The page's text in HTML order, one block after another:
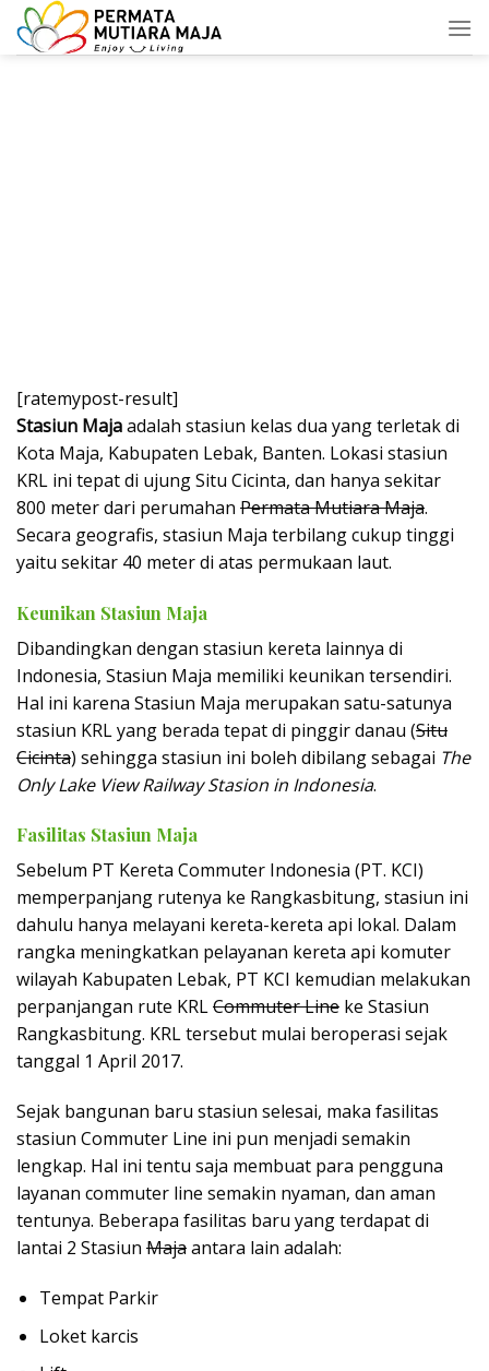
Skip
to
[ratemypost-result]
Stasiun Majaadalah stasiun kelas dua yang terletak di
Kota Maja, Kabupaten Lebak, Banten. Lokasi stasiun
KRL ini tepat di ujung Situ Cicinta, dan hanya sekitar
800 meter dari perumahan Permata Mutiara Maja.
Secara geografis, stasiun Maja terbilang cukup tinggi
yaitu sekitar 40 meter di atas permukaan laut.
Keunikan Stasiun Maja
Dibandingkan dengan stasiun kereta lainnya di
Indonesia, Stasiun Maja memiliki keunikan tersendiri.
Hal ini karena Stasiun Maja merupakan satu-satunya
stasiun KRL yang berada tepat di pinggir danau (Situ
Cicinta) sehingga stasiun ini boleh dibilang sebagai The
Only Lake View Railway Stasion in Indonesia.
Fasilitas Stasiun Maja
Sebelum PT Kereta Commuter Indonesia (PT. KCI)
memperpanjang rutenya ke Rangkasbitung, stasiun ini
dahulu hanya melayani kereta-kereta api lokal. Dalam
rangka meningkatkan pelayanan kereta api komuter
wilayah Kabupaten Lebak, PT KCI kemudian melakukan
perpanjangan rute KRLCommuter Line ke Stasiun
Rangkasbitung. KRL tersebut mulai beroperasi sejak
tanggal 1 April 2017.
Sejak bangunan baru stasiun selesai, maka fasilitas
stasiun Commuter Line ini pun menjadi semakin
lengkap. Hal ini tentu saja membuat para pengguna
layanan commuter line semakin nyaman, dan aman
tentunya. Beberapa fasilitas baru yang terdapat di
lantai 2 Stasiun Majaantara lain adalah:
Tempat Parkir
Loket karcis